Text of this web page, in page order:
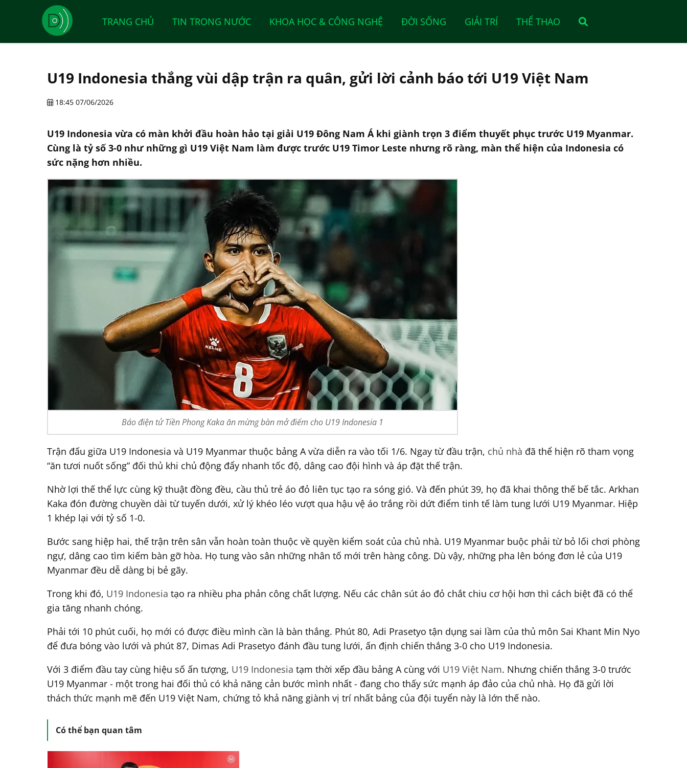
TRANG CHỦ TIN TRONG NƯỚC KHOA HỌC & CÔNG NGHỆ ĐỜI SỐNG GIẢI TRÍ THỂ THAO
U19 Indonesia thắng vùi dập trận ra quân, gửi lời cảnh báo tới U19 Việt Nam
18:45 07/06/2026
U19 Indonesia vừa có màn khởi đầu hoàn hảo tại giải U19 Đông Nam Á khi giành trọn 3 điểm thuyết phục trước U19 Myanmar.
Cùng là tỷ số 3-0 như những gì U19 Việt Nam làm được trước U19 Timor Leste nhưng rõ ràng, màn thể hiện của Indonesia có
sức nặng hơn nhiều.
Báo điện tử Tiền Phong Kaka ăn mừng bàn mở điểm cho U19 Indonesia 1
Trận đấu giữa U19 Indonesia và U19 Myanmar thuộc bảng A vừa diễn ra vào tối 1/6. Ngay từ đầu trận, chủ nhà đã thể hiện rõ tham vọng
“ăn tươi nuốt sống” đối thủ khi chủ động đẩy nhanh tốc độ, dâng cao đội hình và áp đặt thế trận.
Nhờ lợi thế thể lực cùng kỹ thuật đồng đều, cầu thủ trẻ áo đỏ liên tục tạo ra sóng gió. Và đến phút 39, họ đã khai thông thế bế tắc. Arkhan
Kaka đón đường chuyền dài từ tuyến dưới, xử lý khéo léo vượt qua hậu vệ áo trắng rồi dứt điểm tinh tế làm tung lưới U19 Myanmar. Hiệp
1 khép lại với tỷ số 1-0.
Bước sang hiệp hai, thế trận trên sân vẫn hoàn toàn thuộc về quyền kiểm soát của chủ nhà. U19 Myanmar buộc phải từ bỏ lối chơi phòng
ngự, dâng cao tìm kiếm bàn gỡ hòa. Họ tung vào sân những nhân tố mới trên hàng công. Dù vậy, những pha lên bóng đơn lẻ của U19
Myanmar đều dễ dàng bị bẻ gãy.
Trong khi đó, U19 Indonesia tạo ra nhiều pha phản công chất lượng. Nếu các chân sút áo đỏ chắt chiu cơ hội hơn thì cách biệt đã có thể
gia tăng nhanh chóng.
Phải tới 10 phút cuối, họ mới có được điều mình cần là bàn thắng. Phút 80, Adi Prasetyo tận dụng sai lầm của thủ môn Sai Khant Min Nyo
để đưa bóng vào lưới và phút 87, Dimas Adi Prasetyo đánh đầu tung lưới, ấn định chiến thắng 3-0 cho U19 Indonesia.
Với 3 điểm đầu tay cùng hiệu số ấn tượng, U19 Indonesia tạm thời xếp đầu bảng A cùng với U19 Việt Nam. Nhưng chiến thắng 3-0 trước
U19 Myanmar - một trong hai đối thủ có khả năng cản bước mình nhất - đang cho thấy sức mạnh áp đảo của chủ nhà. Họ đã gửi lời
thách thức mạnh mẽ đến U19 Việt Nam, chứng tỏ khả năng giành vị trí nhất bảng của đội tuyển này là lớn thế nào.
Có thể bạn quan tâm